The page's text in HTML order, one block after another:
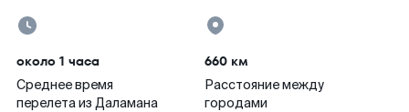
около 1 часа
Среднее время
перелета из Даламана
660 км
Расстояние между
городами